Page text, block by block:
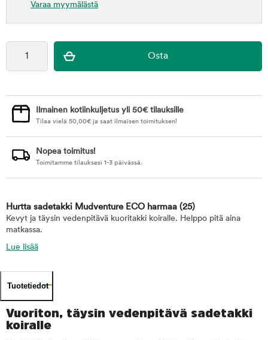
Varaa myymälästä
Ilmainen kotiinkuljetus yli 50€ tilauksille
Tilaa vielä 50,00€ ja saat ilmaisen toimituksen!
Nopea toimitus!
Toimitamme tilauksesi 1-3 päivässä.
Hurtta sadetakki Mudventure ECO harmaa (25)
Kevyt ja täysin vedenpitävä kuoritakki koiralle. Helppo pitä aina
matkassa.
Lue lisää
Tuotetiedot
Vuoriton, täysin vedenpitävä sadetakki
koiralle